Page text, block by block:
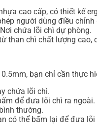
cao cấp, có thiết kế
người dùng điều
chứa lõi chì dự phòng.
than chì chất lượng cao,
bạn chỉ cần thực
chứa lõi chì.
để đưa lõi chì ra ngoài.
thường.
có thể bấm lại để đưa lõi